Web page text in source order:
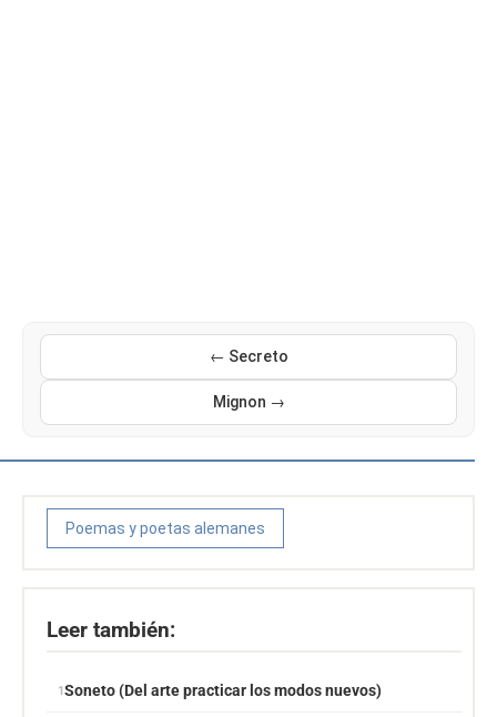
← Secreto
Mignon →
Poemas y poetas alemanes
Leer también:
Soneto (Del arte practicar los modos nuevos)